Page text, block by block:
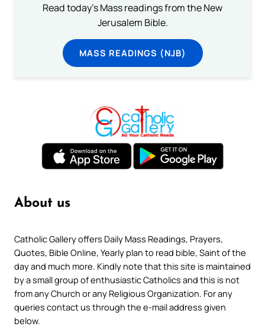
Read today's Mass readings from the New
Jerusalem Bible.
MASS READINGS (NJB)
About us
Catholic Gallery offers Daily Mass Readings, Prayers,
Quotes, Bible Online, Yearly plan to read bible, Saint of the
day and much more. Kindly note that this site is maintained
by a small group of enthusiastic Catholics and this is not
from any Church or any Religious Organization. For any
queries contact us through the e-mail address given
below.